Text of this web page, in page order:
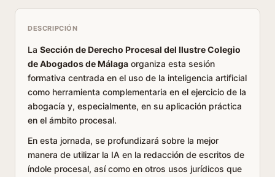
DESCRIPCIÓN
La Sección de Derecho Procesal del Ilustre Colegio
de Abogados de Málaga organiza esta sesión
formativa centrada en el uso de la inteligencia artificial
como herramienta complementaria en el ejercicio de la
abogacía y, especialmente, en su aplicación práctica
en el ámbito procesal.
En esta jornada, se profundizará sobre la mejor
manera de utilizar la IA en la redacción de escritos de
índole procesal, así como en otros usos jurídicos que